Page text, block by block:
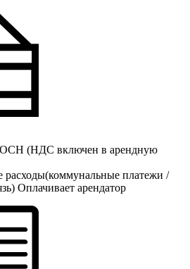
ОСН (НДС включен в арендную
расходы(коммунальные платежи /
Оплачивает арендатор